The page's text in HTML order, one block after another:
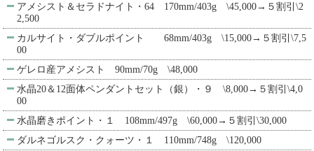
アメシスト＆セラドナイト・64 170mm/403g \45,000→５割引\2
2,500
カルサイト・ダブルポイント 68mm/403g \15,000→５割引\7,5
00
ゲレロ産アメシスト 90mm/70g \48,000
水晶20＆12面体ペンダントセット（銀）・９ \8,000→５割引\4,0
00
水晶磨きポイント・１ 108mm/497g \60,000→５割引\30,000
ダルネゴルスク・クォーツ・１ 110mm/748g \120,000